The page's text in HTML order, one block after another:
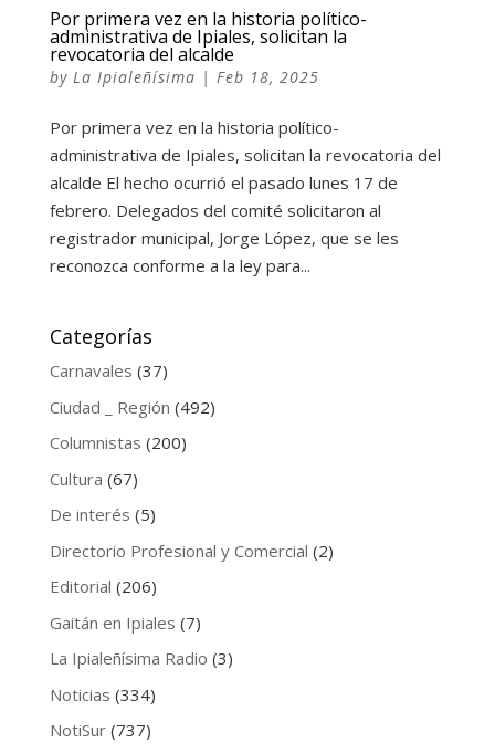
Por primera vez en la historia político-
administrativa de Ipiales, solicitan la
revocatoria del alcalde
by La Ipialeñísima | Feb 18, 2025
Por primera vez en la historia político-
administrativa de Ipiales, solicitan la revocatoria del
alcalde El hecho ocurrió el pasado lunes 17 de
febrero. Delegados del comité solicitaron al
registrador municipal, Jorge López, que se les
reconozca conforme a la ley para...
Categorías
Carnavales (37)
Ciudad _ Región (492)
Columnistas (200)
Cultura (67)
De interés (5)
Directorio Profesional y Comercial (2)
Editorial (206)
Gaitán en Ipiales (7)
La Ipialeñísima Radio (3)
Noticias (334)
NotiSur(737)